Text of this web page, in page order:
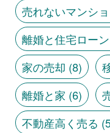
売れないマンシ
離婚と住宅ローン
家の売却 (8)
離婚と家 (6)
不動産高く売る